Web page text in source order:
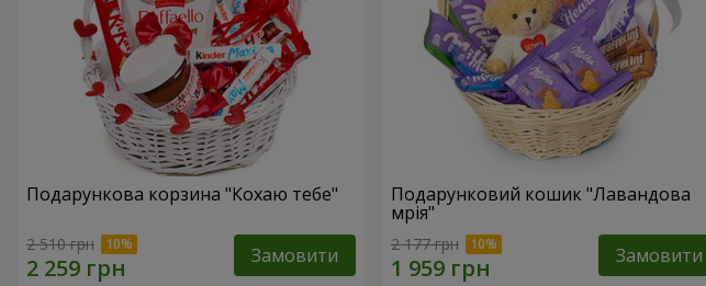
Подарункова корзина "Кохаю тебе"
2 510 грн Замовити
Подарунковий кошик "Лавандова
мрія"
2 177 грн Замовити